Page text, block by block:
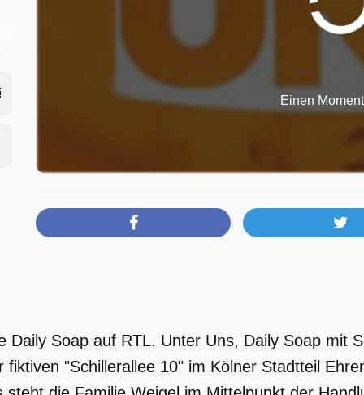
Einen
Daily Soap auf RTL. Unter Uns, Daily Soap mit
fiktiven "Schillerallee 10" im Kölner Stadtteil